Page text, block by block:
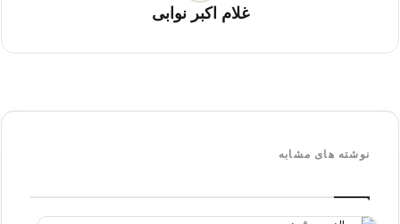
غلام اکبر نوابی
نوشته های مشابه